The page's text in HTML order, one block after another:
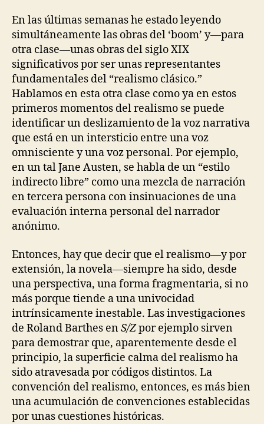
En las últimas semanas he estado leyendo
simultáneamente las obras del ‘boom’ y—para
otra clase—unas obras del siglo XIX
significativos por ser unas representantes
fundamentales del “realismo clásico.”
Hablamos en esta otra clase como ya en estos
primeros momentos del realismo se puede
identificar un deslizamiento de la voz narrativa
que está en un intersticio entre una voz
omnisciente y una voz personal. Por ejemplo,
en un tal Jane Austen, se habla de un “estilo
indirecto libre” como una mezcla de narración
en tercera persona con insinuaciones de una
evaluación interna personal del narrador
anónimo.
Entonces, hay que decir que el realismo—y por
extensión, la novela—siempre ha sido, desde
una perspectiva, una forma fragmentaria, si no
más porque tiende a una univocidad
intrínsicamente inestable. Las investigaciones
de Roland Barthes enS/Zpor ejemplo sirven
para demostrar que, aparentemente desde el
principio, la superficie calma del realismo ha
sido atravesada por códigos distintos. La
convención del realismo, entonces, es más bien
una acumulación de convenciones establecidas
por unas cuestiones históricas.